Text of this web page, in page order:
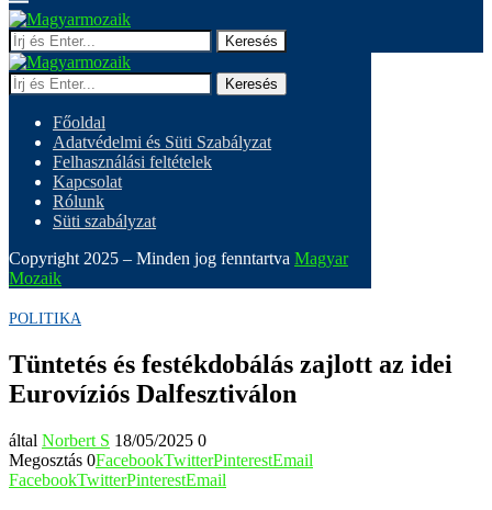
Keresés
Keresés
Főoldal
Adatvédelmi és Süti Szabályzat
Felhasználási feltételek
Kapcsolat
Rólunk
Süti szabályzat
Copyright 2025 – Minden jog fenntartva Magyar
Mozaik
POLITIKA
Tüntetés és festékdobálás zajlott az idei
Eurovíziós Dalfesztiválon
által Norbert S 18/05/2025 0
Megosztás 0FacebookTwitterPinterestEmail
FacebookTwitterPinterestEmail